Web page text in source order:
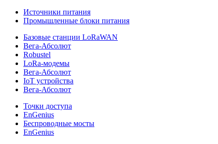
Источники питания
Промышленные блоки питания
Базовые станции LoRaWAN
Вега-Абсолют
Robustel
LoRa-модемы
Вега-Абсолют
IoT устройства
Вега-Абсолют
Точки доступа
EnGenius
Беспроводные мосты
EnGenius